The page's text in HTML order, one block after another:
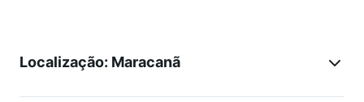
Localização: Maracanã